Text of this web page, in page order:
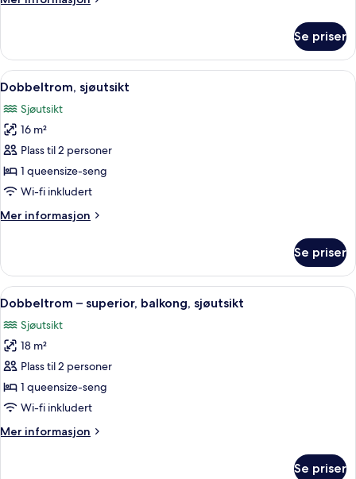
in
–
standard
(con
in
comune)
Se priser
Åpne
alle
bildene
av
Dobbeltrom,
sjøutsikt
Dobbeltrom, sjøutsikt | 1 soverom,
8
Dobbeltrom, sjøutsikt
Sjøutsikt
16 m²
Plass til 2 personer
1 queensize-seng
Wi-fi inkludert
Mer informasjon
Mer
sjøutsikt
Se priser
Åpne
alle
bildene
av
Dobbeltrom
–
superior,
sjøutsikt
Dobbeltrom – superior, balkong,
50
Dobbeltrom – superior, balkong, sjøutsikt
Sjøutsikt
18 m²
Plass til 2 personer
1 queensize-seng
Wi-fi inkludert
Mer informasjon
Mer
Se priser